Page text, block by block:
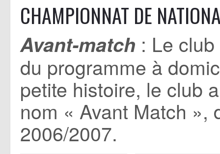
CHAMPIONNAT DE
Avant-match : Le
du programme à
petite histoire, le club
nom « Avant Match »,
2006/2007.